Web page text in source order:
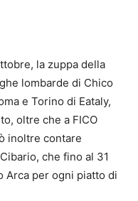
la zuppa della
lombarde di Chico
e Torino di Eataly,
oltre che a FICO
inoltre contare
che fino al 31
Arca per ogni piatto di